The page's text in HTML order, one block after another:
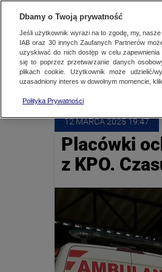
KPO
Placówki
z KPO.
12 MARCA 2025 19:47
Dbamy o Twoją prywatność
Jeśli użytkownik wyrazi na to zgodę, my, nasze
IAB oraz 30innych Zaufanych Partnerów
uzyskiwać do nich dostęp w celu
się to poprzez przetwarzanie danych
plikach cookie. Użytkownik może udzielić/
uzasadniony interes w dowolnym momencie,
Polityka Prywatności